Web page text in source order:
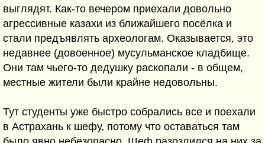
выглядят. Как-то вечером приехали довольно
агрессивные казахи из ближайшего посёлка и
стали предъявлять археологам. Оказывается, это
недавнее (довоенное) мусульманское кладбище.
Они там чьего-то дедушку раскопали - в общем,
местные жители были крайне недовольны.
Тут студенты уже быстро собрались все и поехали
в Астрахань к шефу, потому что оставаться там